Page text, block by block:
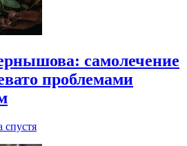
самолечение
проблемами
спустя